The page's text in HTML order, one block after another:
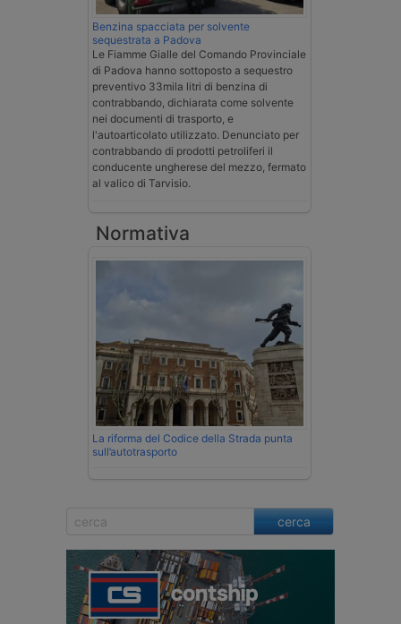
Benzina spacciata per solvente
sequestrata a Padova
Le Fiamme Gialle del Comando Provinciale
di Padova hanno sottoposto a sequestro
preventivo 33mila litri di benzina di
contrabbando, dichiarata come solvente
nei documenti di trasporto, e
l'autoarticolato utilizzato. Denunciato per
contrabbando di prodotti petroliferi il
conducente ungherese del mezzo, fermato
al valico di Tarvisio.
Normativa
La riforma del Codice della Strada punta
sull’autotrasporto
cerca